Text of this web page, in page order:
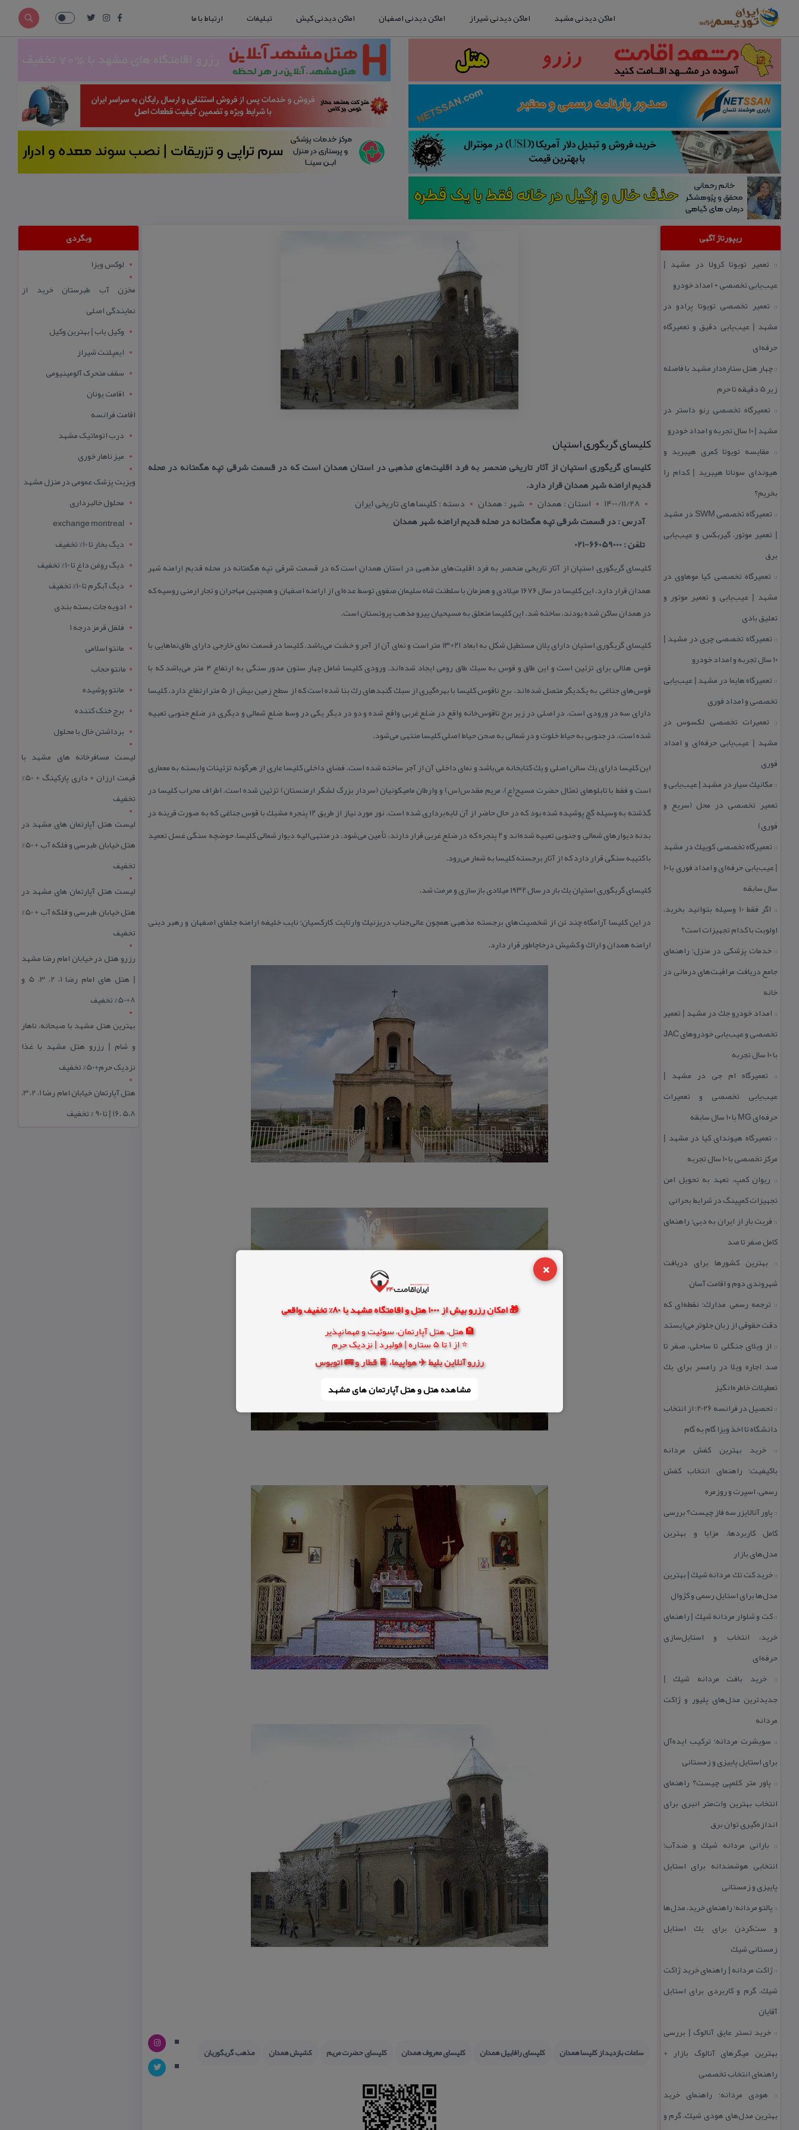
×
🎁 امکان رزرو بیش از 1000 هتل و اقامتگاه مشهد با 80% تخفیف واقعی
🏨 هتل، هتل آپارتمان، سوئیت و مهمانپذیر
⭐ از 1 تا 5 ستاره | فولبرد | نزدیک حرم
رزرو آنلاین بلیط ✈️ هواپیما، 🚆 قطار و 🚌 اتوبوس
مشاهده هتل و هتل‌ آپارتمان های مشهد
اماکن دیدنی مشهد اماکن دیدنی شیراز اماکن دیدنی اصفهان اماکن دیدنی کیش تبلیغات ارتباط با ما
ریپورتاژ آگهی
:: تعمیر تویوتا كرولا در مشهد |
عیب‌یابی تخصصی + امداد خودرو
:: تعمیر تخصصی تویوتا پرادو در
مشهد | عیب‌یابی دقیق و تعمیرگاه
حرفه‌ای
::چهار هتل‌ ستاره‌دار مشهد با فاصله
زیر 5 دقیقه تا حرم
:: تعمیرگاه تخصصی رنو داستر در
مشهد | ۱۰ سال تجربه و امداد خودرو
:: مقایسه تویوتا كمری هیبرید و
هیوندای سوناتا هیبرید | كدام را
بخریم؟
::
تعمیرگاه تخصصی SWM در مشهد
| تعمیر موتور، گیربكس و عیب‌یابی
برق
:: تعمیرگاه تخصصی كیا موهاوی در
مشهد | عیب‌یابی و تعمیر موتور و
تعلیق بادی
:: تعمیرگاه تخصصی چری در مشهد |
۱۰ سال تجربه و امداد خودرو
:: تعمیرگاه هایما در مشهد | عیب‌یابی
تخصصی و امداد فوری
:: تعمیرات تخصصی لكسوس در
مشهد | عیب‌یابی حرفه‌ای و امداد
فوری
:: مكانیك سیار در مشهد | عیب‌یابی و
تعمیر تخصصی در محل (سریع و
فوری)
:: تعمیرگاه تخصصی كوییك در مشهد
| عیب‌یابی حرفه‌ای و امداد فوری با ۱۰
سال سابقه
::
اگر فقط 10 وسیله بتوانید بخرید،
اولویت با كدام تجهیزات است؟
:: خدمات پزشكی در منزل؛ راهنمای
جامع دریافت مراقبت‌های درمانی در
خانه
:: امداد خودرو جك در مشهد | تعمیر
تخصصی و عیب‌یابی خودروهای JAC
با ۱۰ سال تجربه
:: تعمیرگاه ام جی در مشهد |
عیب‌یابی تخصصی و تعمیرات
حرفه‌ای MG با ۱۰ سال سابقه
:: تعمیرگاه هیوندای كیا در مشهد |
مركز تخصصی با ۱۰ سال تجربه
:: ریوان كمپ، تعهد به تحویل امن
تجهیزات كمپینگ در شرایط بحرانی
:: فریت بار از ایران به دبی؛ راهنمای
كامل صفر تا صد
:: بهترین كشورها برای دریافت
شهروندی دوم و اقامت آسان
:: ترجمه رسمی مدارك؛ نقطه‌ای كه
دقت حقوقی از زبان جلوتر می‌ایستد
:: از ویلای جنگلی تا ساحلی، صفر تا
صد اجاره ویلا در رامسر برای یك
تعطیلات خاطره‌انگیز
::
تحصیل در فرانسه 2026؛ از انتخاب
دانشگاه تا اخذ ویزا گام به گام
::خرید بهترین كفش مردانه
باكیفیت؛ راهنمای انتخاب كفش
رسمی، اسپرت و روزمره
:: پاور آنالایزر سه فاز چیست؟ بررسی
كامل كاربردها، مزایا و بهترین
مدل‌های بازار
::خرید كت تك مردانه شیك | بهترین
مدل‌ها برای استایل رسمی و كژوال
::كت و شلوار مردانه شیك | راهنمای
خرید، انتخاب و استایل‌سازی
حرفه‌ای
::خرید بافت مردانه شیك |
جدیدترین مدل‌های پلیور و ژاكت
مردانه
:: سویشرت مردانه؛ تركیب ایده‌آل
برای استایل پاییزی و زمستانی
:: پاور متر كلمپی چیست؟ راهنمای
انتخاب بهترین وات‌متر انبری برای
اندازه‌گیری توان برق
:: بارانی مردانه شیك و ضدآب؛
انتخابی هوشمندانه برای استایل
پاییزی و زمستانی
:: پالتو مردانه؛ راهنمای خرید، مدل‌ها
و ست‌كردن برای یك استایل
زمستانی شیك
::ژاكت مردانه | راهنمای خرید ژاكت
شیك، گرم و كاربردی برای استایل
آقایان
:: خرید تستر عایق آنالوگ | بررسی
بهترین میگرهای آنالوگ بازار +
راهنمای انتخاب تخصصی
:: هودی مردانه؛ راهنمای خرید
بهترین مدل‌های هودی شیك، گرم و
كلیسای گریگوری استپان
كلیسای گریگوری استپان از آثار تاریخی منحصر به فرد اقلیت‌های مذهبی در استان همدان است كه در قسمت شرقی تپه هگمتانه در محله
قدیم ارامنه شهر همدان قرار دارد.
1400/11/28
استان : همدان شهر : همدان
دسته : كلیساهای تاریخی ایران
آدرس : در قسمت شرقی تپه هگمتانه در محله قدیم ارامنه شهر همدان
تلفن : 66059000-021
كلیسای گریگوری استپان از آثار تاریخی منحصر به فرد اقلیت‌های مذهبی در استان همدان است كه در قسمت شرقی تپه هگمتانه در محله قدیم ارامنه شهر
همدان قرار دارد. این كلیسا در سال ۱۶۷۶ میلادی و همزمان با سلطنت شاه سلیمان صفوی توسط عده‌ای از ارامنه اصفهان و همچنین مهاجران و تجار ارمنی روسیه كه
در همدان ساكن شده بودند، ساخته شد. این كلیسا متعلق به مسیحیان پیرو مذهب پروتستان است.
كلیسای گریگوری استپان دارای پلان مستطیل شكل به ابعاد ۲۱×۱۳ متر است و نمای آن از آجر و خشت می‌باشد. كلیسا در قسمت نمای خارجی دارای طاق‌نماهایی با
قوس هلالی برای تزئین است و این طاق و قوس‌ به سبك طاق رومی ایجاد شده‌اند. ورودی كلیسا شامل چهار ستون مدور سنگی به ارتفاع ۴ متر می‌باشد كه با
قوس‌های جناغی به یكدیگر متصل شده‌اند. برج ناقوس كلیسا با بهره‌گیری از سبك گنبدهای رك بنا شده است كه از سطح زمین بیش از ۵ متر ارتفاع دارد. كلیسا
دارای سه درِ ورودی است. درِ اصلی در زیر برج ناقوس‌خانه واقع در ضلع غربی واقع شده و دو در دیگر یكی در وسط ضلع شمالی و دیگری در ضلع جنوبی تعبیه
شده است. درِ جنوبی به حیاط خلوت و درِ شمالی به صحن حیاط اصلی كلیسا منتهی می‌شود.
این كلیسا دارای یك سالن اصلی و یك كتابخانه می‌باشد و نمای داخلی آن از آجر ساخته شده است. فضای داخلی كلیسا عاری از هرگونه تزئینات وابسته به معماری
است و فقط با تابلوهای تمثال حضرت مسیح(ع)، مریم مقدس(س) و وارطان مامیكونیان (سردار بزرگ لشگر ارمنستان) تزئین شده است. اطراف محراب كلیسا در
گذشته به وسیله گچ پوشیده شده بود كه در حال حاضر از آن لایه‌برداری شده است. نور مورد نیاز از طریق ۱۲ پنجره مشبك با قوس جناغی كه به صورت قرینه در
بدنه دیوارهای شمالی و جنوبی تعبیه شده‌اند و ۲ پنجره كه در ضلع غربی قرار دارند، تأمین می‌شود. در منتهی‌الیه دیوار شمالی كلیسا، حوضچه سنگی غسل تعمید
با كتیبه سنگی قرار دارد كه از آثار برجسته كلیسا به شمار می‌رود.
كلیسای گریگوری استپان یك بار در سال ۱۹۳۲ میلادی بازسازی و مرمت شد.
در این كلیسا آرامگاه چند تن از شخصیت‌های برجسته مذهبی همچون عالی‌جناب دریزنیك وارتاپت كاركسیان؛ نایب خلیفه ارامنه جلفای اصفهان و رهبر دینی
ارامنه همدان و اراك و كشیش درخاچاطور قرار دارد.
ساعات بازدید از كلیسا همدان كلیسای رافاییل همدان كلیسای معروف همدان كلیسای حضرت مریم كشیش همدان مذهب گریگوریان
وبگردی
لوکس ویزا
مخزن آب طبرستان خرید از
نمایندگی اصلی
وکیل یاب | بهترین وکیل
ایمپلنت شیراز
سقف متحرک آلومینیومی
اقامت یونان
اقامت فرانسه
درب اتوماتیک مشهد
میز ناهار خوری
ویزیت پزشک عمومی در منزل مشهد
محلول خالبرداری
exchange montreal
دیگ بخار تا 10% تخفیف
دیگ روغن داغ تا 10% تخفیف
دیگ آبگرم تا 10% تخفیف
ادویه جات بسته بندی
فلفل قرمز درجه 1
مانتو اسلامی
مانتو حجاب
مانتو پوشیده
برج خنک کننده
برداشتن خال با محلول
لیست مسافرخانه های مشهد با
قیمت ارزان + داری پارکینگ + 50%
تخفیف
لیست هتل آپارتمان های مشهد در
هتل خیابان طبرسی و فلکه آب + 50%
تخفیف
لیست هتل آپارتمان های مشهد در
هتل خیابان طبرسی و فلکه آب + 50%
تخفیف
رزرو هتل در خیابان امام رضا مشهد
| هتل‌ های امام رضا 1، 2، 3، 5 و
8+50% تخفیف
بهترین هتل مشهد با صبحانه، ناهار
و شام | رزرو هتل مشهد با غذا
نزدیک حرم+50% تخفیف
هتل آپارتمان خیابان امام رضا 1، 2، 3،
5،8 ،16 | تا 90 % تخفیف